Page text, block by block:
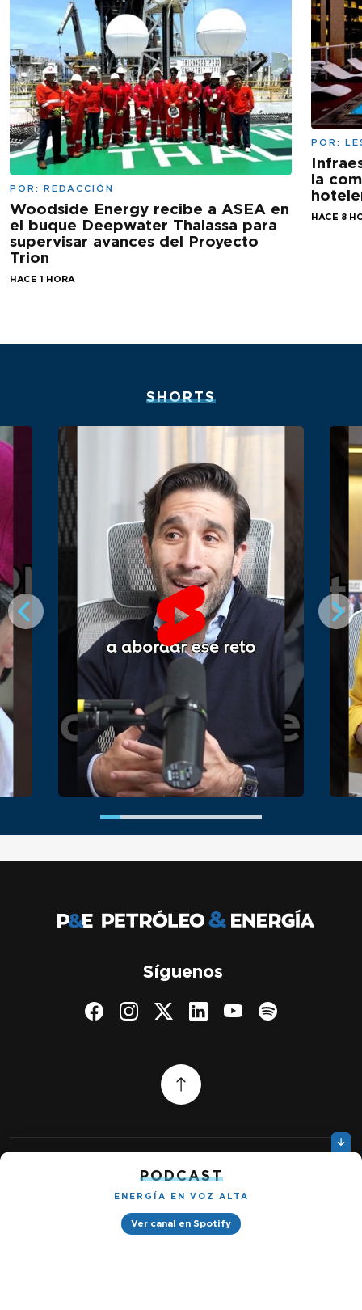
POR: REDACCIÓN
Woodside Energy recibe a ASEA en
el buque Deepwater Thalassa para
supervisar avances del Proyecto
Trion
HACE 1 HORA
POR:
la
HACE 8
SHORTS
PODCAST
ENERGÍA EN VOZ ALTA
Ver canal en Spotify
Síguenos
Política de privacidad
Petróleo & Energía © 2026